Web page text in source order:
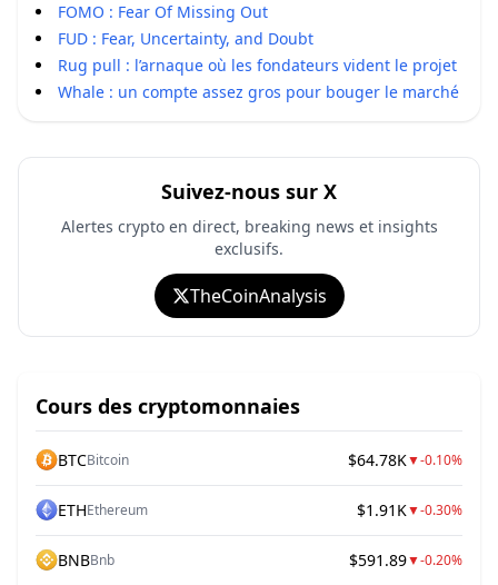
FOMO : Fear Of Missing Out
FUD : Fear, Uncertainty, and Doubt
Rug pull : l’arnaque où les fondateurs vident le projet
Whale : un compte assez gros pour bouger le marché
Suivez-nous sur X
Alertes crypto en direct, breaking news et insights
exclusifs.
TheCoinAnalysis
Cours des cryptomonnaies
BTCBitcoin $64.78K▼-0.10%
ETHEthereum $1.91K▼-0.30%
BNBBnb $591.89▼-0.20%